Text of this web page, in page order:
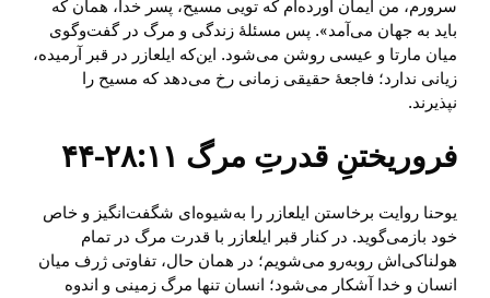
سرورم، من ایمان آورده‌ام که تویی مسیح، پسر خدا، همان که
باید به جهان می‌آمد». پس مسئلهٔ زندگی و مرگ در گفت‌وگوی
میان مارتا و عیسی روشن می‌شود. این‌که ایلعازر در قبر آرمیده،
زیانی ندارد؛ فاجعهٔ حقیقی زمانی رخ می‌دهد که مسیح را
نپذیرند.
فروریختنِ قدرتِ مرگ ۲۸:۱۱-۴۴
یوحنا روایت برخاستن ایلعازر را به‌شیوه‌ای شگفت‌انگیز و خاص
خود بازمی‌گوید. در کنار قبر ایلعازر با قدرت مرگ در تمام
هولناکی‌اش روبه‌رو می‌شویم؛ در همان حال، تفاوتی ژرف میان
انسان و خدا آشکار می‌شود؛ انسان تنها مرگ زمینی و اندوه